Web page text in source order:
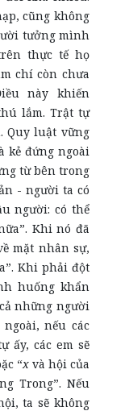
cũng không
tưởng mình
thực tế họ
chí còn chưa
này khiến
lắm. Trật tự
Quy luật vững
kẻ đứng ngoài
từ bên trong
- người ta có
người: có thể
Khi nó đã
mặt nhân sự,
Khi phải đột
huống khẩn
những người
nếu các
ấy, các em sẽ
“xvà hội của
Trong”. Nếu
ta sẽ không